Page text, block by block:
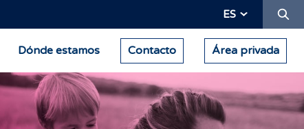
ES
Dónde estamos Contacto Área privada